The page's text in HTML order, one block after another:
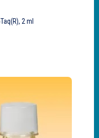
2 ml